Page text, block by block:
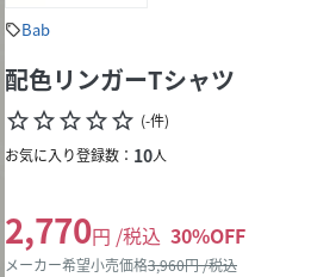
sellBab
配色リンガーTシャツ
star_borderstar_borderstar_borderstar_borderstar_border (-件)
お気に入り登録数： 10人
2,770円 /税込 30%OFF
メーカー希望小売価格3,960円 /税込